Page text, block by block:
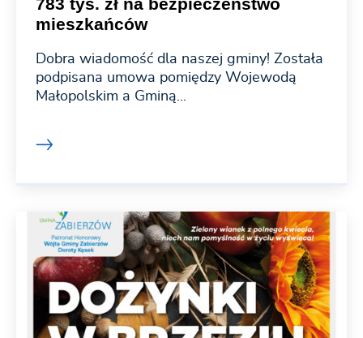
783 tys. zł na bezpieczeństwo
mieszkańców
Dobra wiadomość dla naszej gminy! Została
podpisana umowa pomiędzy Wojewodą
Małopolskim a Gminą...